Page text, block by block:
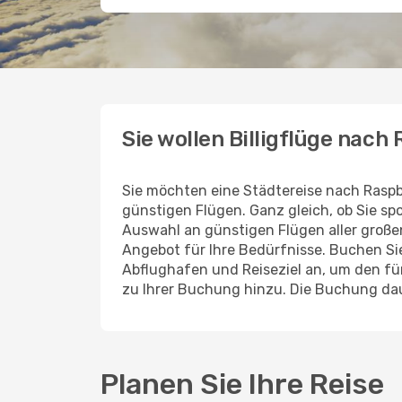
Sie wollen Billigflüge nach
Sie möchten eine Städtereise nach
günstigen Flügen. Ganz gleich, ob Sie
Auswahl an günstigen Flügen aller
Angebot für Ihre Bedürfnisse. Buchen
Abflughafen und Reiseziel an, um den
zu Ihrer Buchung hinzu. Die Buchung
Planen Sie Ihre Reise